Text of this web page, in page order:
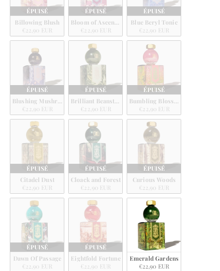
ÉPUISÉ
Billowing Blush
€22,90 EUR
ÉPUISÉ
Bloom of Ascension
€22,90 EUR
ÉPUISÉ
Blue Beryl Tonic
€22,90 EUR
ÉPUISÉ
Blushing Mushroom
€22,90 EUR
ÉPUISÉ
Brilliant Beanstalk
€22,90 EUR
ÉPUISÉ
Bumbling Blossom
€22,90 EUR
ÉPUISÉ
Citadel Dust
€22,90 EUR
ÉPUISÉ
Cloack and Forest
€22,90 EUR
ÉPUISÉ
Curious Woods
€22,90 EUR
ÉPUISÉ
Dawn Of Passage
€22,90 EUR
ÉPUISÉ
Eightfold Fortune
€22,90 EUR
Emerald Gardens
€22,90 EUR